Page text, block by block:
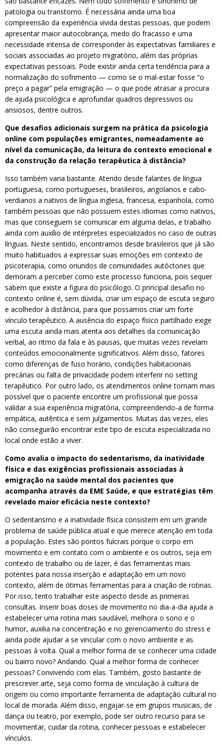
patologia ou transtorno. É necessária ainda uma boa
compreensão da experiência vivida destas pessoas, que podem
apresentar maior autocobrança, medo do fracasso e uma
necessidade intensa de corresponder às expectativas familiares e
sociais associadas ao projeto migratório, além das próprias
expectativas pessoais. Pode existir ainda certa tendência para a
normalização do sofrimento — como se o mal-estar fosse “o
preço a pagar” pela emigração — o que pode atrasar a procura
de ajuda psicológica e aprofundar quadros depressivos ou
ansiosos, dentre outros.
Que desafios adicionais surgem na prática da psicologia
online com populações emigrantes, nomeadamente ao
nível da comunicação, da leitura do contexto emocional e
da construção da relação terapêutica à distância?
Isso também varia bastante. Atendo desde falantes de língua
portuguesa, como portugueses, brasileiros, angolanos e cabo-
verdianos a nativos de língua inglesa, francesa, espanhola, como
também pessoas que não possuem estes idiomas como nativos,
mas que conseguem se comunicar em alguma delas, e trabalho
ainda com auxílio de intérpretes especializados no caso de outras
línguas. Neste sentido, encontramos desde brasileiros que já são
muito habituados a expressar suas emoções em contexto de
psicoterapia, como oriundos de comunidades autóctones que
demoram a perceber como este processo funciona, pois sequer
sabem que existe a figura do psicólogo. O principal desafio no
contexto online é, sem dúvida, criar um espaço de escuta seguro
e acolhedor à distância, para que possamos criar um forte
vínculo terapêutico. A ausência do espaço físico partilhado exige
uma escuta ainda mais atenta aos detalhes da comunicação
verbal, ao ritmo da fala e às pausas, que muitas vezes revelam
conteúdos emocionalmente significativos. Além disso, fatores
como diferenças de fuso horário, condições habitacionais
precárias ou falta de privacidade podem interferir no setting
terapêutico. Por outro lado, os atendimentos online tornam mais
possível que o paciente encontre um profissional que possa
validar a sua experiência migratória, compreendendo-a de forma
empática, autêntica e sem julgamentos. Muitas das vezes, eles
não conseguirão encontrar este tipo de escuta especializada no
local onde estão a viver.
Como avalia o impacto do sedentarismo, da inatividade
física e das exigências profissionais associadas à
emigração na saúde mental dos pacientes que
acompanha através da EME Saúde, e que estratégias têm
revelado maior eficácia neste contexto?
O sedentarismo e a inatividade física consistem em um grande
problema de saúde pública atual e que merece atenção em toda
a população. Estes são pontos fulcrais porque o corpo em
movimento e em contato com o ambiente e os outros, seja em
contexto de trabalho ou de lazer, é das ferramentas mais
potentes para nossa inserção e adaptação em um novo
contexto, além de ótimas ferramentas para a criação de rotinas.
Por isso, tento trabalhar este aspecto desde as primeiras
consultas. Inserir boas doses de movimento no dia-a-dia ajuda a
estabelecer uma rotina mais saudável, melhora o sono e o
humor, auxilia na concentração e no gerenciamento do stress e
ainda pode ajudar a se vincular com o novo ambiente e as
pessoas à volta. Qual a melhor forma de se conhecer uma cidade
ou bairro novo? Andando. Qual a melhor forma de conhecer
pessoas? Convivendo com elas. Também, gosto bastante de
prescrever arte, seja como forma de vinculação à cultura de
origem ou como importante ferramenta de adaptação cultural no
local de morada. Além disso, engajar-se em grupos musicais, de
dança ou teatro, por exemplo, pode ser outro recurso para se
movimentar, cuidar da rotina, conhecer pessoas e estabelecer
vínculos.